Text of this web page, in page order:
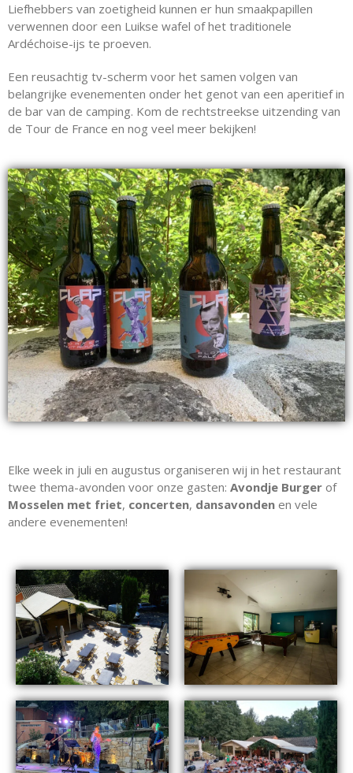
Liefhebbers van zoetigheid kunnen er hun smaakpapillen
verwennen door een Luikse wafel of het traditionele
Ardéchoise-ijs te proeven.
Een reusachtig tv-scherm voor het samen volgen van
belangrijke evenementen onder het genot van een aperitief in
de bar van de camping. Kom de rechtstreekse uitzending van
de Tour de France en nog veel meer bekijken!
Elke week in juli en augustus organiseren wij in het restaurant
twee thema-avonden voor onze gasten: Avondje Burgerof
Mosselen met friet, concerten, dansavondenen vele
andere evenementen!